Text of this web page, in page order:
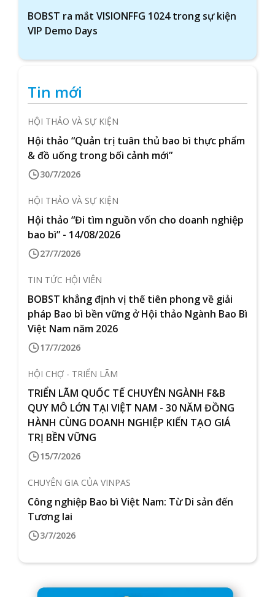
BOBST ra mắt VISIONFFG 1024 trong sự kiện
VIP Demo Days
Tin mới
HỘI THẢO VÀ SỰ KIỆN
Hội thảo “Quản trị tuân thủ bao bì thực phẩm
& đồ uống trong bối cảnh mới”
30/7/2026
HỘI THẢO VÀ SỰ KIỆN
Hội thảo “Đi tìm nguồn vốn cho doanh nghiệp
bao bì” - 14/08/2026
27/7/2026
TIN TỨC HỘI VIÊN
BOBST khẳng định vị thế tiên phong về giải
pháp Bao bì bền vững ở Hội thảo Ngành Bao Bì
Việt Nam năm 2026
17/7/2026
HỘI CHỢ - TRIỂN LÃM
TRIỂN LÃM QUỐC TẾ CHUYÊN NGÀNH F&B
QUY MÔ LỚN TẠI VIỆT NAM - 30 NĂM ĐỒNG
HÀNH CÙNG DOANH NGHIỆP KIẾN TẠO GIÁ
TRỊ BỀN VỮNG
15/7/2026
CHUYÊN GIA CỦA VINPAS
Công nghiệp Bao bì Việt Nam: Từ Di sản đến
Tương lai
3/7/2026